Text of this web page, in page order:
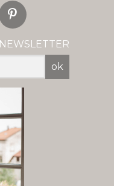
NEWSLETTER
ok